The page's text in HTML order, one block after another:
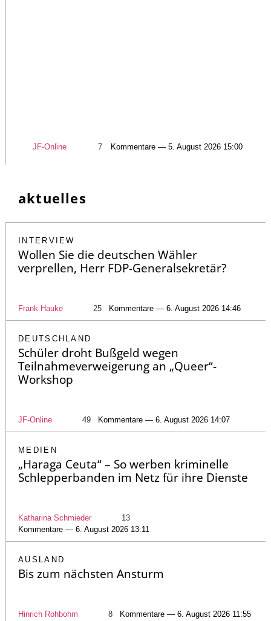
JF-Online 7 Kommentare — 5. August 2026 15:00
aktuelles
INTERVIEW
Wollen Sie die deutschen Wähler
verprellen, Herr FDP-Generalsekretär?
Frank Hauke 25 Kommentare — 6. August 2026 14:46
DEUTSCHLAND
Schüler droht Bußgeld wegen
Teilnahmeverweigerung an „Queer“-
Workshop
JF-Online 49 Kommentare — 6. August 2026 14:07
MEDIEN
„Haraga Ceuta“ – So werben kriminelle
Schlepperbanden im Netz für ihre Dienste
Katharina Schmieder
13
Kommentare — 6. August 2026 13:11
AUSLAND
Bis zum nächsten Ansturm
Hinrich Rohbohm 8 Kommentare — 6. August 2026 11:55